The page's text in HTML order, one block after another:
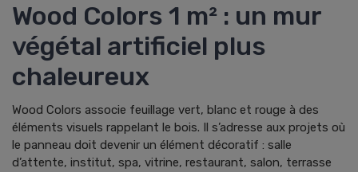
Wood Colors 1 m² : un mur
végétal artificiel plus
chaleureux
Wood Colors associe feuillage vert, blanc et rouge à des
éléments visuels rappelant le bois. Il s’adresse aux projets où
le panneau doit devenir un élément décoratif : salle
d’attente, institut, spa, vitrine, restaurant, salon, terrasse